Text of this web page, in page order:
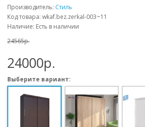
Производитель: Стиль
Код товара: wkaf.bez.zerkal-003~11
Наличие: Есть в наличии
24565p.
24000p.
Выберите вариант: